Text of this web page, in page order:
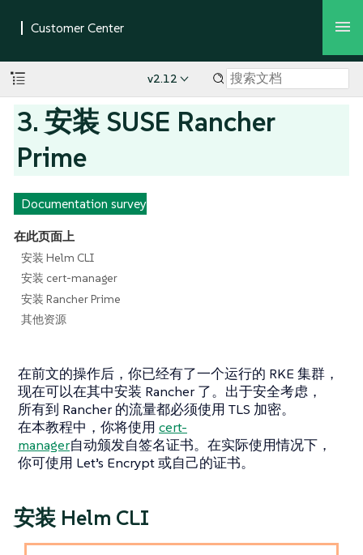
v2.12
3. 安装 SUSE Rancher
Prime
Documentation survey
在此页面上
安装 Helm CLI
安装 cert-manager
安装 Rancher Prime
其他资源
在前文的操作后，你已经有了一个运行的 RKE 集群，
现在可以在其中安装 Rancher 了。出于安全考虑，
所有到 Rancher 的流量都必须使用 TLS 加密。
在本教程中，你将使用 cert-
manager自动颁发自签名证书。在实际使用情况下，
你可使用 Let’s Encrypt 或自己的证书。
安装 Helm CLI